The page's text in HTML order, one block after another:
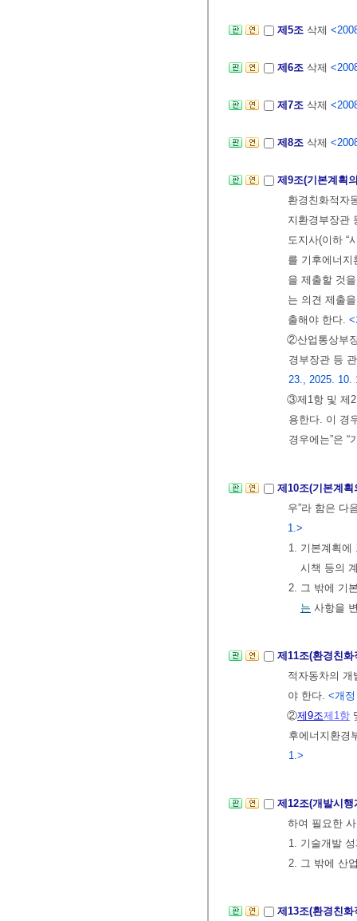
제5조 삭제
제6조 삭제
제7조 삭제
제8조 삭제
제9조(기본계획
환경친화적자
지환경부장관
도지사(이하 “
를 기후에너
을 제출할 것
는 의견 제출
출해야 한다. <
②산업통상부
경부장관 등
23., 2025. 10.
③제1항 및 제
용한다. 이 경
경우에는”은
제10조(기본계
우”라 함은 다
1.>
1. 기본계획에
시책 등의
2. 그 밖에 기
는 사항을
제11조(환경친
적자동차의 개
야 한다. <개
②제9조제1항
후에너지환경
1.>
제12조(개발시
하여 필요한
1. 기술개발
2. 그 밖에 산
제13조(환경친